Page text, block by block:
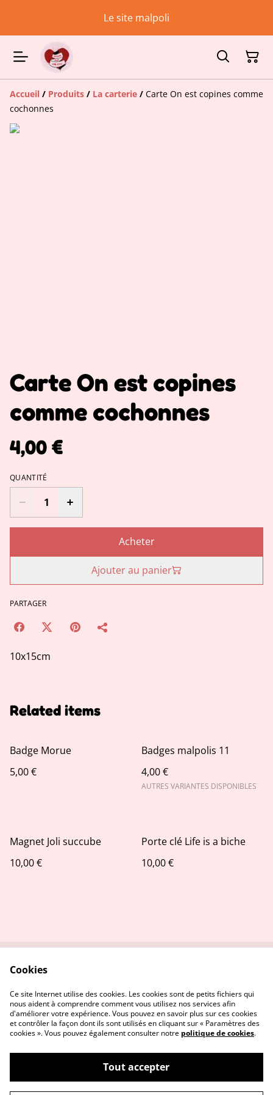
Le site malpoli
Accueil / Produits / La carterie / Carte On est copines comme
cochonnes
Carte On est copines
comme cochonnes
4,00 €
QUANTITÉ
Acheter
Ajouter au panier
PARTAGER
10x15cm
Related items
Badge Morue
5,00 €
Badges malpolis 11
4,00 €
AUTRES VARIANTES DISPONIBLES
Magnet Joli succube
10,00 €
Porte clé Life is a biche
10,00 €
Politique de
confidentialité
Politique de cookies
©2026Stitch and the city
Cookies
Ce site Internet utilise des cookies. Les cookies sont de petits fichiers qui
nous aident à comprendre comment vous utilisez nos services afin
d'améliorer votre expérience. Vous pouvez en savoir plus sur ces cookies
et contrôler la façon dont ils sont utilisés en cliquant sur « Paramètres des
cookies ». Vous pouvez également consulter notre politique de cookies.
Tout accepter